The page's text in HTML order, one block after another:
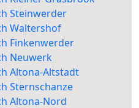
Steinwerder
Waltershof
Finkenwerder
Neuwerk
Altona-Altstadt
Sternschanze
Altona-Nord